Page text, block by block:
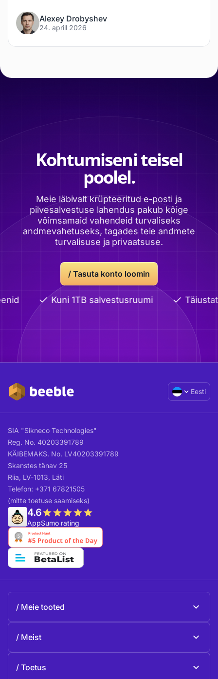
Alexey Drobyshev
24. aprill 2026
Kohtumiseni teisel
poolel.
Meie läbivalt krüpteeritud e-posti ja
pilvesalvestuse lahendus pakub kõige
võimsamaid vahendeid turvaliseks
andmevahetuseks, tagades teie andmete
turvalisuse ja privaatsuse.
/ Tasuta konto loomin
Kuni 1TB salvestusruumi
Eesti
SIA "Sikneco Technologies"
Reg. No. 40203391789
KÄIBEMAKS. No. LV40203391789
Skanstes tänav 25
Riia, LV-1013, Läti
Telefon: +371 67821505
(mitte toetuse saamiseks)
4.6
AppSumo rating
Meie tooted
Meist
Toetus